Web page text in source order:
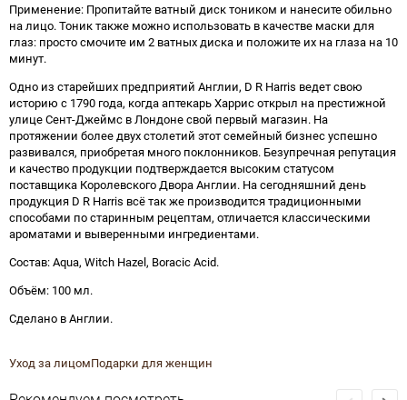
Применение: Пропитайте ватный диск тоником и нанесите обильно
на лицо. Тоник также можно использовать в качестве маски для
глаз: просто смочите им 2 ватных диска и положите их на глаза на 10
минут.
Одно из старейших предприятий Англии, D R Harris ведет свою
историю с 1790 года, когда аптекарь Харрис открыл на престижной
улице Сент-Джеймс в Лондоне свой первый магазин. На
протяжении более двух столетий этот семейный бизнес успешно
развивался, приобретая много поклонников. Безупречная репутация
и качество продукции подтверждается высоким статусом
поставщика Королевского Двора Англии. На сегодняшний день
продукция D R Harris всё так же производится традиционными
способами по старинным рецептам, отличается классическими
ароматами и выверенными ингредиентами.
Состав: Aqua, Witch Hazel, Boracic Acid.
Объём: 100 мл.
Сделано в Англии.
Уход за лицомПодарки для женщин